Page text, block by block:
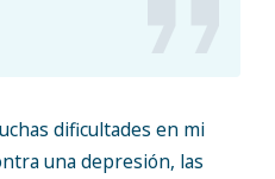
dificultades en mi
una depresión, las